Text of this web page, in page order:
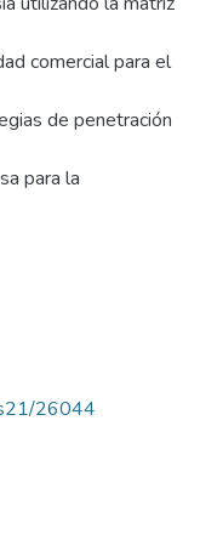
comercial para el
de penetración
para la
26044